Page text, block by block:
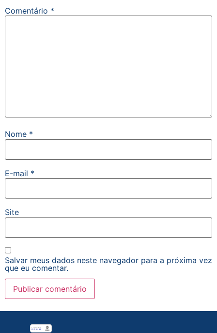
Comentário *
Nome *
E-mail *
Site
Salvar meus dados neste navegador para a próxima vez
que eu comentar.